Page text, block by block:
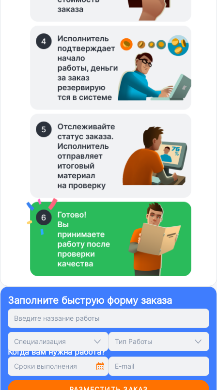
Заполните быструю форму заказа
Специализация Тип Работы
Когда вам нужна работа?